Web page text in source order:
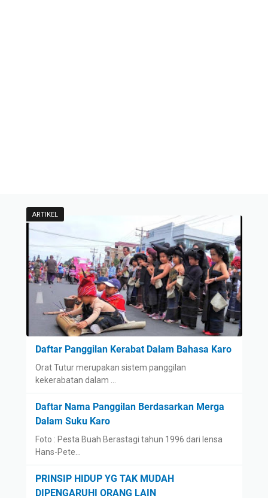
ARTIKEL
Daftar Panggilan Kerabat Dalam Bahasa Karo
Orat Tutur merupakan sistem panggilan
kekerabatan dalam …
Daftar Nama Panggilan Berdasarkan Merga
Dalam Suku Karo
Foto : Pesta Buah Berastagi tahun 1996 dari lensa
Hans-Pete…
PRINSIP HIDUP YG TAK MUDAH
DIPENGARUHI ORANG LAIN